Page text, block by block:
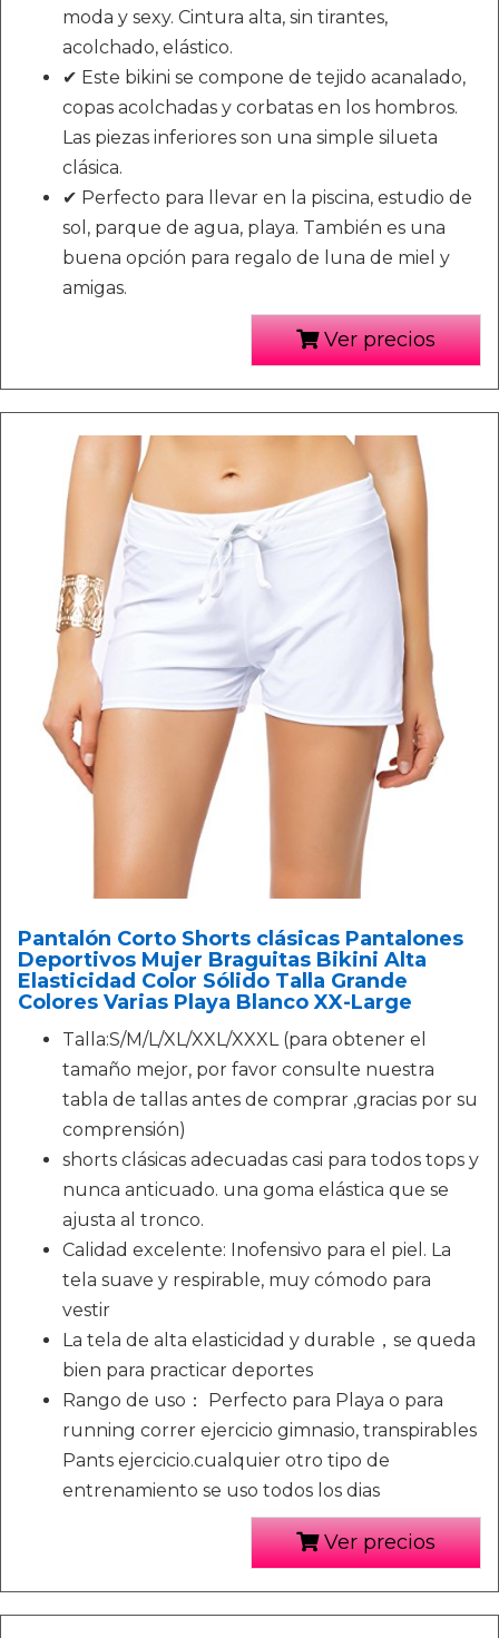
moda y sexy. Cintura alta, sin tirantes,
acolchado, elástico.
✔ Este bikini se compone de tejido acanalado,
copas acolchadas y corbatas en los hombros.
Las piezas inferiores son una simple silueta
clásica.
✔ Perfecto para llevar en la piscina, estudio de
sol, parque de agua, playa. También es una
buena opción para regalo de luna de miel y
amigas.
Ver precios
Pantalón Corto Shorts clásicas Pantalones
Deportivos Mujer Braguitas Bikini Alta
Elasticidad Color Sólido Talla Grande
Colores Varias Playa Blanco XX-Large
Talla:S/M/L/XL/XXL/XXXL (para obtener el
tamaño mejor, por favor consulte nuestra
tabla de tallas antes de comprar ,gracias por su
comprensión)
shorts clásicas adecuadas casi para todos tops y
nunca anticuado. una goma elástica que se
ajusta al tronco.
Calidad excelente: Inofensivo para el piel. La
tela suave y respirable, muy cómodo para
vestir
La tela de alta elasticidad y durable，se queda
bien para practicar deportes
Rango de uso： Perfecto para Playa o para
running correr ejercicio gimnasio, transpirables
Pants ejercicio.cualquier otro tipo de
entrenamiento se uso todos los dias
Ver precios